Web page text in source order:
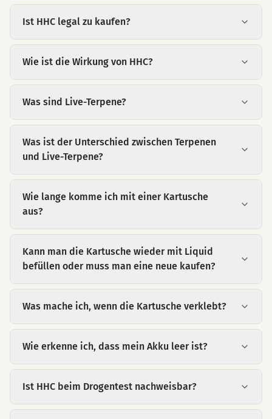
Ist HHC legal zu kaufen?
Wie ist die Wirkung von HHC?
Was sind Live-Terpene?
Was ist der Unterschied zwischen Terpenen
und Live-Terpene?
Wie lange komme ich mit einer Kartusche
aus?
Kann man die Kartusche wieder mit Liquid
befüllen oder muss man eine neue kaufen?
Was mache ich, wenn die Kartusche verklebt?
Wie erkenne ich, dass mein Akku leer ist?
Ist HHC beim Drogentest nachweisbar?